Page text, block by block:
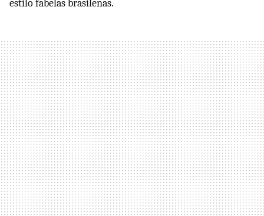
estilo fabelas brasileñas.